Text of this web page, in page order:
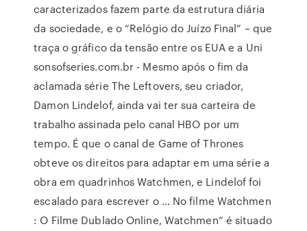
caracterizados fazem parte da estrutura diária
da sociedade, e o “Relógio do Juízo Final” – que
traça o gráfico da tensão entre os EUA e a Uni
sonsofseries.com.br - Mesmo após o fim da
aclamada série The Leftovers, seu criador,
Damon Lindelof, ainda vai ter sua carteira de
trabalho assinada pelo canal HBO por um
tempo. É que o canal de Game of Thrones
obteve os direitos para adaptar em uma série a
obra em quadrinhos Watchmen, e Lindelof foi
escalado para escrever o … No filme Watchmen
: O Filme Dublado Online, Watchmen” é situado